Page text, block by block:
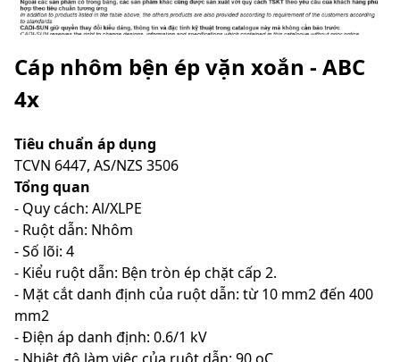
Cáp nhôm bện ép vặn xoắn - ABC
4x
Tiêu chuẩn áp dụng
TCVN 6447, AS/NZS 3506
Tổng quan
- Quy cách: Al/XLPE
- Ruột dẫn: Nhôm
- Số lõi: 4
- Kiểu ruột dẫn: Bện tròn ép chặt cấp 2.
- Mặt cắt danh định của ruột dẫn: từ 10 mm2 đến 400
mm2
- Điện áp danh định: 0.6/1 kV
- Nhiệt độ làm việc của ruột dẫn: 90 oC